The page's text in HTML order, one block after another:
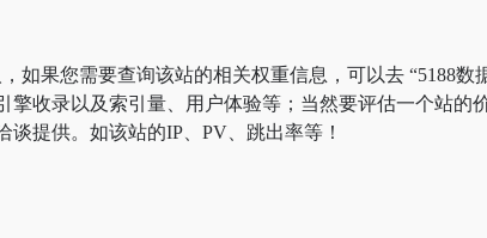
，如果您需要查询该站的相关权重信息，可以去 “5188数
收录以及索引量、用户体验等；当然要评估一个站的
提供。如该站的IP、PV、跳出率等！